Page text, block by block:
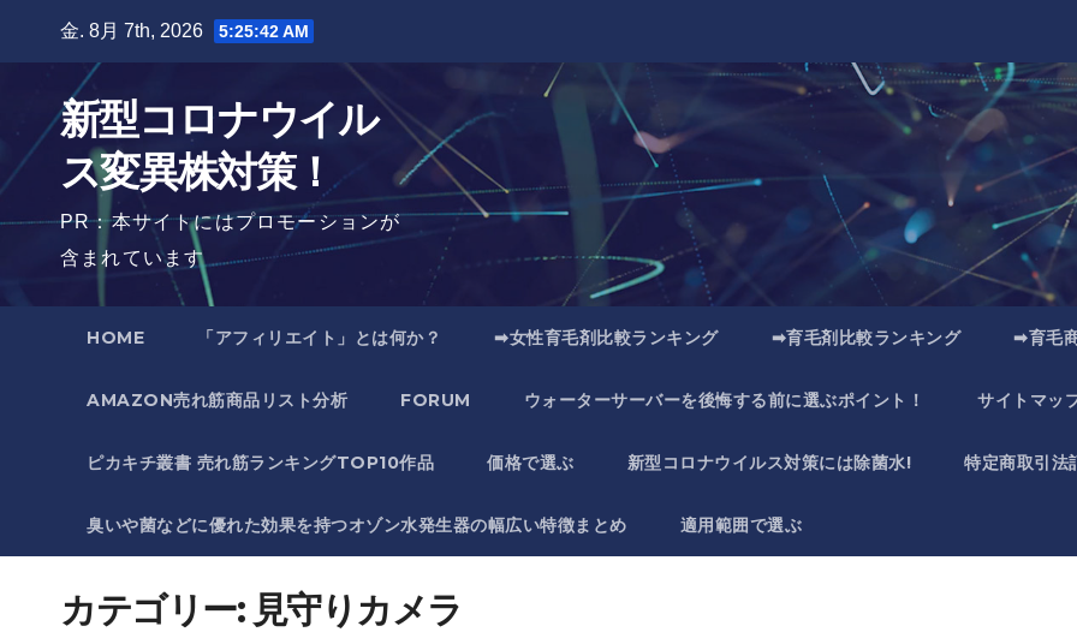
金. 8月 7th, 2026 5:25:43 AM
新型コロナウイル
ス変異株対策！
PR：本サイトにはプロモーションが
含まれています
HOME 「アフィリエイト」とは何か？ ➡女性育毛剤比較ランキング ➡育毛剤比較ランキング ➡育毛
AMAZON売れ筋商品リスト分析 FORUM ウォーターサーバーを後悔する前に選ぶポイント！ サイトマッ
ピカキチ叢書 売れ筋ランキングTOP10作品 価格で選ぶ 新型コロナウイルス対策には除菌水! 特定商取引法
臭いや菌などに優れた効果を持つオゾン水発生器の幅広い特徴まとめ 適用範囲で選ぶ
カテゴリー: 見守りカメラ